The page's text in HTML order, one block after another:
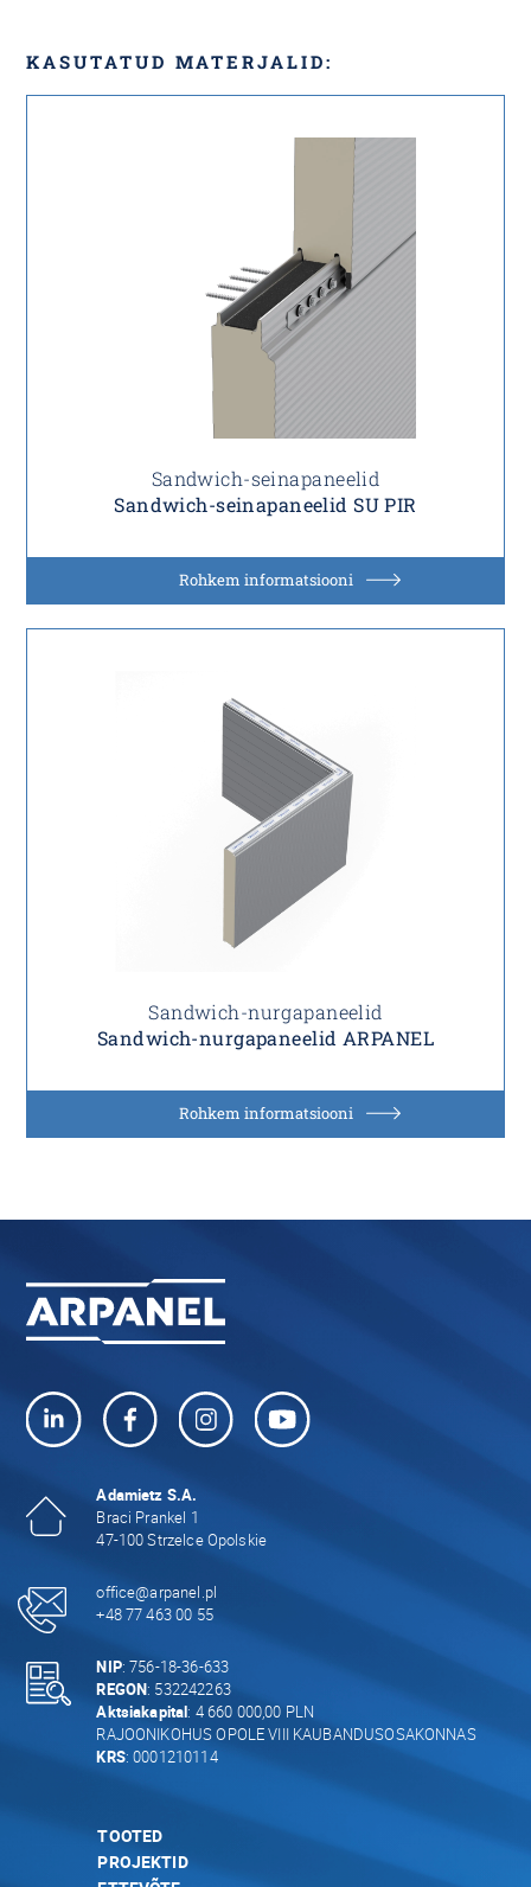
KASUTATUD MATERJALID:
Sandwich-seinapaneelid
Sandwich-seinapaneelid SU PIR
Rohkem informatsiooni
Sandwich-nurgapaneelid
Sandwich-nurgapaneelid ARPANEL
Rohkem informatsiooni
Adamietz S.A.
Braci Prankel 1
47-100 Strzelce Opolskie
office@arpanel.pl
+48 77 463 00 55
NIP: 756-18-36-633
REGON: 532242263
Aktsiakapital: 4 660 000,00 PLN
RAJOONIKOHUS OPOLE VIII KAUBANDUSOSAKONNAS
KRS: 0001210114
TOOTED
PROJEKTID